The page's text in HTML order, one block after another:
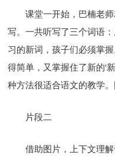
课堂一开始，巴楠老
写。一共听写了三个词语
习的新词，孩子们必须掌
得简单，又掌握住了新的'
种方法很适合语文的教学
片段二
借助图片，上下文理